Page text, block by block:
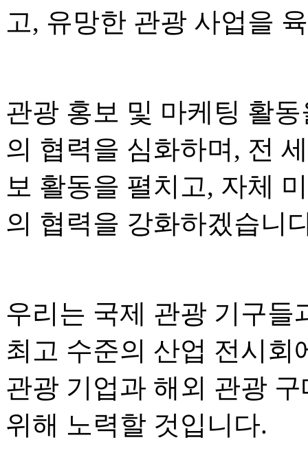
고, 유망한 관광 사업을
관광 홍보 및 마케팅 활
의 협력을 심화하며, 전
보 활동을 펼치고, 자체
의 협력을 강화하겠습니
우리는 국제 관광 기구들
최고 수준의 산업 전시회
관광 기업과 해외 관광
위해 노력할 것입니다.